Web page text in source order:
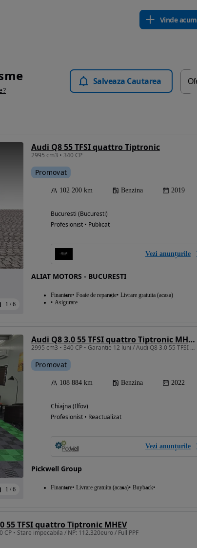
Vinde acum
Salveaza Cautarea
1 / 6
Audi Q8 55 TFSI quattro Tiptronic
2995 cm3 • 340 CP
Promovat
102 200 km Benzina 2019
Bucuresti (Bucuresti)
Profesionist • Publicat
Vezi anunțurile
ALIAT MOTORS - BUCURESTI
Finantare Foaie de reparație Livrare gratuita (acasa)
Asigurare
1 / 6
Audi Q8 3.0 55 TFSI quattro Tiptronic MHEV
2995 cm3 • 340 CP • Garantie 12 luni / Audi Q8 3.0 55 TFSI MHEV
Promovat
108 884 km Benzina 2022
Chiajna (Ilfov)
Profesionist • Reactualizat
Vezi anunțurile
Pickwell Group
Finantare Livrare gratuita (acasa) Buyback
55 TFSI quattro Tiptronic MHEV
CP • Stare impecabila / NP: 112.320euro / Full PPF